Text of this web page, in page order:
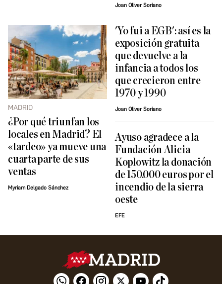
Joan Oliver Soriano
MADRID
¿Por qué triunfan los
locales en Madrid? El
«tardeo» ya mueve una
cuarta parte de sus
ventas
Myriam Delgado Sánchez
'Yo fui a EGB': así es la
exposición gratuita
que devuelve a la
infancia a todos los
que crecieron entre
1970 y 1990
Joan Oliver Soriano
Ayuso agradece a la
Fundación Alicia
Koplowitz la donación
de 150.000 euros por el
incendio de la sierra
oeste
EFE